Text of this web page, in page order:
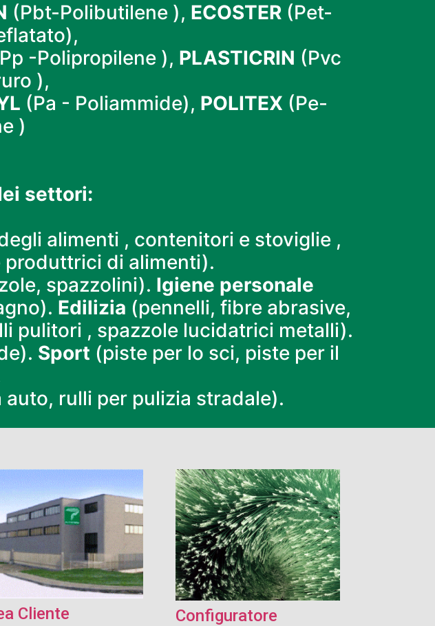
(Pbt-Polibutilene ), ECOSTER (Pet-
-Polipropilene ), PLASTICRIN (Pvc
),
(Pa - Poliammide), POLITEX (Pe-
)
settori:
alimenti , contenitori e stoviglie ,
produttrici di alimenti).
spazzolini). Igiene personale
Edilizia (pennelli, fibre abrasive,
pulitori , spazzole lucidatrici metalli).
Sport (piste per lo sci, piste per il
rulli per pulizia stradale).
Cliente Configuratore